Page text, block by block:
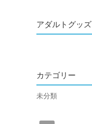
アダルトグッズ
カテゴリー
未分類